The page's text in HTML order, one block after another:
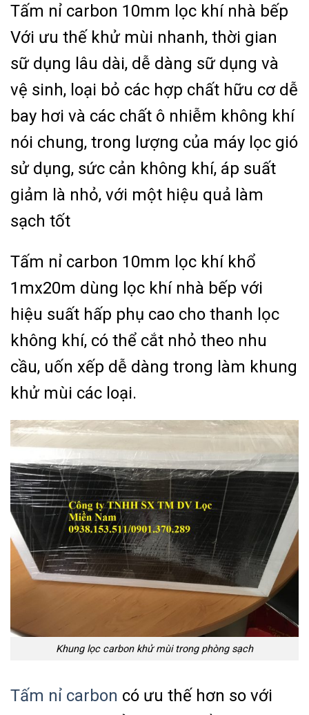
Tấm nỉ carbon 10mm lọc khí nhà bếp
Với ưu thế khử mùi nhanh, thời gian
sữ dụng lâu dài, dễ dàng sữ dụng và
vệ sinh, loại bỏ các hợp chất hữu cơ dễ
bay hơi và các chất ô nhiễm không khí
nói chung, trong lượng của máy lọc gió
sử dụng, sức cản không khí, áp suất
giảm là nhỏ, với một hiệu quả làm
sạch tốt
Tấm nỉ carbon 10mm lọc khí khổ
1mx20m dùng lọc khí nhà bếp với
hiệu suất hấp phụ cao cho thanh lọc
không khí, có thể cắt nhỏ theo nhu
cầu, uốn xếp dễ dàng trong làm khung
khử mùi các loại.
Khung lọc carbon khử mùi trong phòng sạch
Tấm nỉ carbon có ưu thế hơn so với